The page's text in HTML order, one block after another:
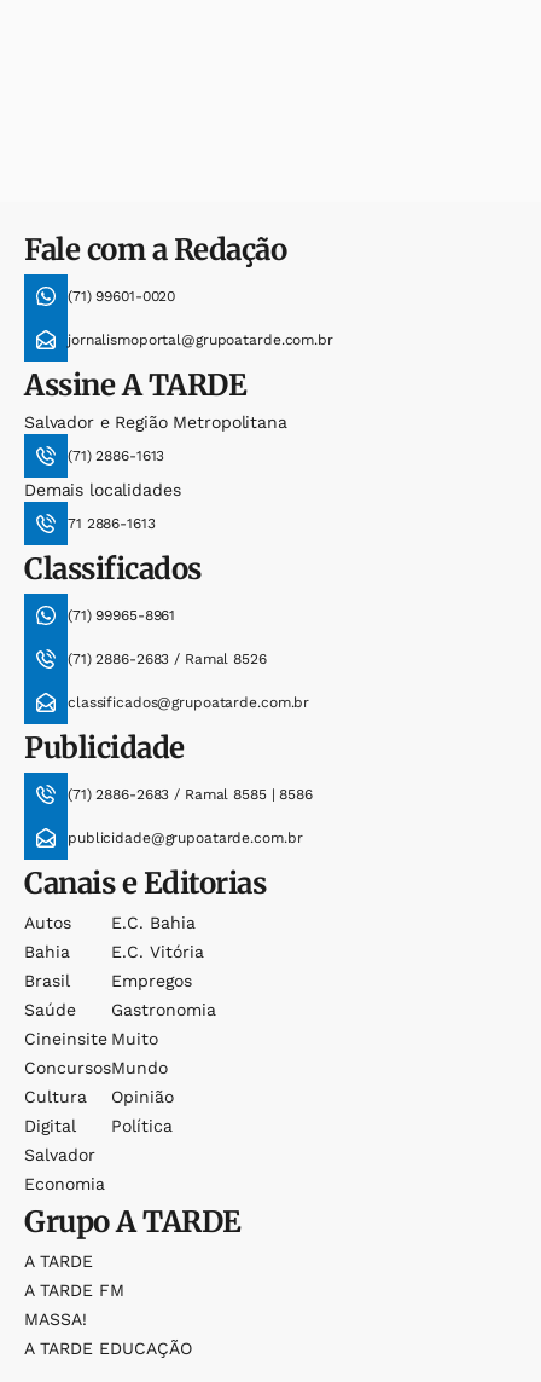
Fale com a Redação
(71) 99601-0020
jornalismoportal@grupoatarde.com.br
AssineA TARDE
Salvador e Região Metropolitana
(71) 2886-1613
Demais localidades
71 2886-1613
Classificados
(71) 99965-8961
(71) 2886-2683 / Ramal 8526
classificados@grupoatarde.com.br
Publicidade
(71) 2886-2683 / Ramal 8585 | 8586
publicidade@grupoatarde.com.br
Canais e Editorias
Autos
Bahia
Brasil
Saúde
Cineinsite
Concursos
Cultura
Digital
Salvador
Economia
E.c. Bahia
E.c. Vitória
Empregos
Gastronomia
Muito
Mundo
Opinião
Política
GrupoA TARDE
A TARDE
A TARDE FM
MASSA!
A TARDE EDUCAÇÃO